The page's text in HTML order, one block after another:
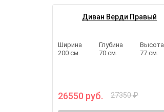
Диван Верди Правый
Ширина
200 см.
Глубина
70 см.
Высота
77 см.
26550 руб. 27350 ₽